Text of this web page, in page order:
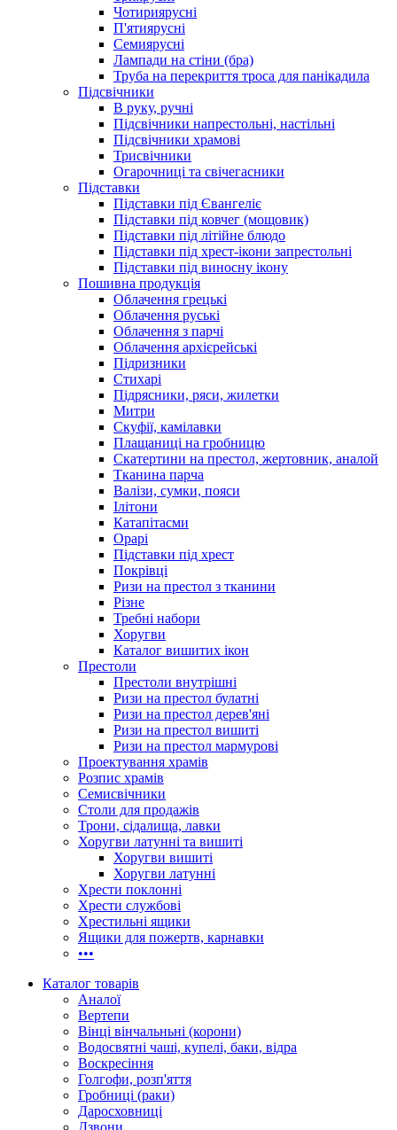
Чотириярусні
П'ятиярусні
Семиярусні
Лампади на стіни (бра)
Труба на перекриття троса для панікадила
Підсвічники
В руку, ручні
Підсвічники напрестольні, настільні
Підсвічники храмові
Трисвічники
Огарочниці та свічегасники
Підставки
Підставки під Євангеліє
Підставки під ковчег (мощовик)
Підставки під літійне блюдо
Підставки під хрест-ікони запрестольні
Підставки під виносну ікону
Пошивна продукція
Облачення грецькі
Облачення руські
Облачення з парчі
Облачення архієрейські
Підризники
Стихарі
Підрясники, ряси, жилетки
Митри
Скуфії, камілавки
Плащаниці на гробницю
Скатертини на престол, жертовник, аналой
Тканина парча
Валізи, сумки, пояси
Ілітони
Катапітасми
Орарі
Підставки під хрест
Покрівці
Ризи на престол з тканини
Різне
Требні набори
Хоругви
Каталог вишитих ікон
Престоли
Престоли внутрішні
Ризи на престол булатні
Ризи на престол дерев'яні
Ризи на престол вишиті
Ризи на престол мармурові
Проектування храмів
Розпис храмів
Семисвічники
Столи для продажів
Трони, сідалища, лавки
Хоругви латунні та вишиті
Хоругви вишиті
Хоругви латунні
Хрести поклонні
Хрести службові
Хрестильні ящики
Ящики для пожертв, карнавки
•••
Каталог товарів
Аналої
Вертепи
Вінці вінчальньні (корони)
Водосвятні чаші, купелі, баки, відра
Воскресіння
Голгофи, розп'яття
Гробниці (раки)
Даросховниці
Дзвони